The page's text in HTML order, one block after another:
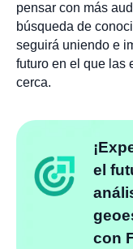
pensar con más
búsqueda de
seguirá uniendo e
futuro en el que las
cerca.
el
con